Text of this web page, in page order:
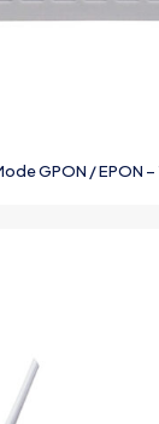
GPON / EPON